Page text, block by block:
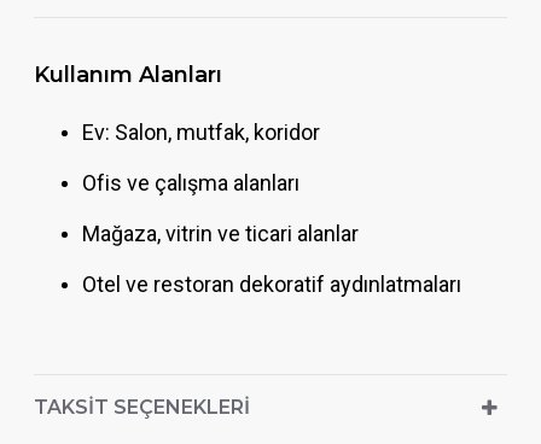
Kullanım Alanları
Ev: Salon, mutfak, koridor
Ofis ve çalışma alanları
Mağaza, vitrin ve ticari alanlar
Otel ve restoran dekoratif aydınlatmaları
TAKSIT SEÇENEKLERI